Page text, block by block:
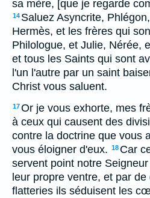
sa mère, [que je regarde
14 Saluez Asyncrite,
Hermès, et les frères qui
Philologue, et Julie, Nérée,
et tous les Saints qui sont
l'un l'autre par un saint
Christ vous saluent.
17Or je vous exhorte, mes
à ceux qui causent des
contre la doctrine que vous
vous éloigner d'eux. 18 Car
servent point notre
leur propre ventre, et par
flatteries ils séduisent les